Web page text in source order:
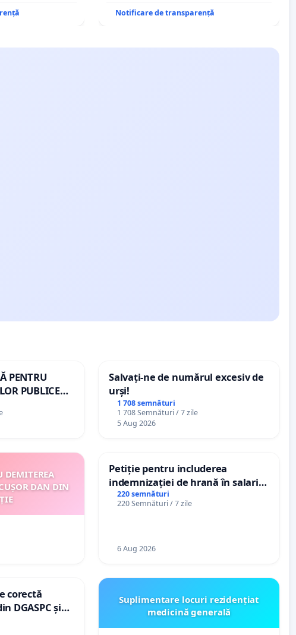
Notificare de transparență
PENTRU
PUBLICE
ROMÂNIA
Salvați-ne de numărul excesiv de
urși!
1 708 semnături
1 708 Semnături / 7 zile
5 Aug 2026
DEMITEREA
DAN DIN
Petiție pentru includerea
indemnizației de hrană în salariul
de bază și protejarea gradațiilor
de vechime pentru asistenții
220 semnături
220 Semnături / 7 zile
6 Aug 2026
corectă
DGASPC și
Suplimentare locuri rezidențiat
medicină generală